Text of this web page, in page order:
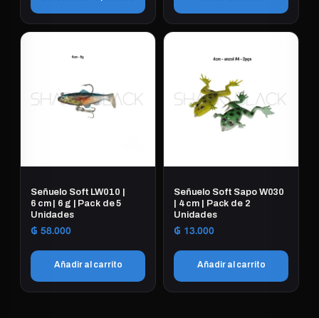
Este
variantes.
pueden
en
página
de
producto
Señuelo Soft LW010 |
6 cm | 6 g | Pack de 5
Unidades
₲ 58.000
Añadir al carrito
Señuelo Soft Sapo W030
| 4 cm | Pack de 2
Unidades
₲ 13.000
Añadir al carrito